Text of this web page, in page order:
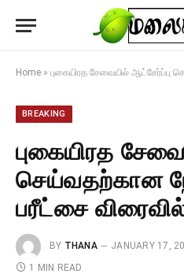
Home » புகையிரத சேவையில் ஆட்சேர்ப்பு
BREAKING
புகையிரத
செய்வதற்கான
பரீட்சை
BY THANA JANUARY 17,
1 MIN READ